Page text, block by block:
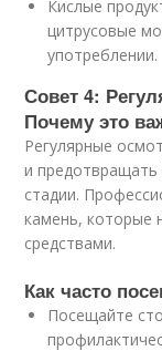
Кислые
цитрусовые
употреблении.
Совет 4:
Почему это
Регулярные
и предотвращать
стадии.
камень, которые
средствами.
Как часто
Посещайте